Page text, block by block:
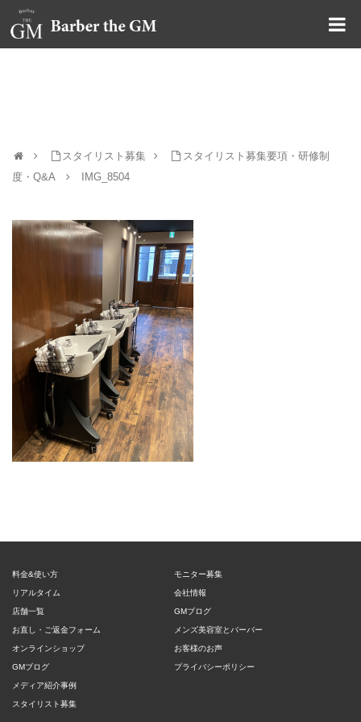
スタイリスト募集
スタイリスト募集要項・研修制
度・Q&A
IMG_8504
料金&使い方
リアルタイム
店舗一覧
お直し・ご返金フォーム
オンラインショップ
GMブログ
メディア紹介事例
スタイリスト募集
モニター募集
会社情報
GMブログ
メンズ美容室とバーバー
お客様のお声
プライバシーポリシー